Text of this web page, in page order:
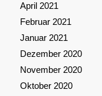
April 2021
Februar 2021
Januar 2021
Dezember 2020
November 2020
Oktober 2020